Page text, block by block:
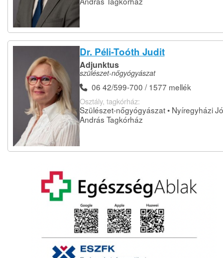
Dr. Péli-Toóth Judit
Adjunktus
szülészet-nőgyógyászat
06 42/599-700 / 1577 mellék
Osztály, tagkórház:
Szülészet-nőgyógyászat • Nyíregyházi
András Tagkórház